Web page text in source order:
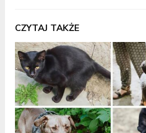
CZYTAJ TAKŻE